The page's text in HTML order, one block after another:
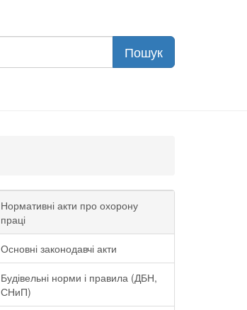
Нормативні акти про охорону
праці
Основні законодавчі акти
Будівельні норми і правила (ДБН,
СНиП)